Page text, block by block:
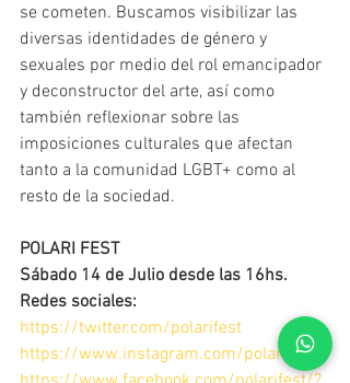
se cometen. Buscamos visibilizar las
diversas identidades de género y
sexuales por medio del rol emancipador
y deconstructor del arte, así como
también reflexionar sobre las
imposiciones culturales que afectan
tanto a la comunidad LGBT+ como al
resto de la sociedad.
POLARI FEST
Sábado 14 de Julio desde las 16hs.
Redes sociales:
https://twitter.com/polarifest
https://www.instagram.com/polarifest/